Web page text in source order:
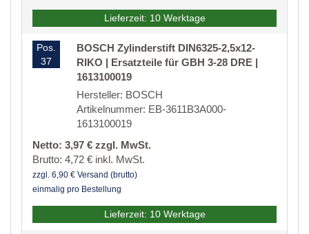
Lieferzeit: 10 Werktage
Pos.
37
BOSCH Zylinderstift DIN6325-2,5x12-
RIKO | Ersatzteile für GBH 3-28 DRE |
1613100019
Hersteller: BOSCH
Artikelnummer: EB-3611B3A000-
1613100019
Netto: 3,97 € zzgl. MwSt.
Brutto: 4,72 € inkl. MwSt.
zzgl. 6,90 € Versand (brutto)
einmalig pro Bestellung
Lieferzeit: 10 Werktage